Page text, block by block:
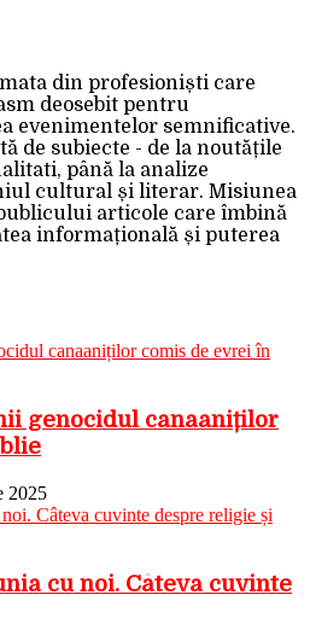
din profesioniști care
deosebit pentru
evenimentelor semnificative.
de subiecte - de la noutățile
până la analize
cultural și literar. Misiunea
articole care îmbină
informațională și puterea
genocidul canaaniților
2025
cu noi. Câteva cuvinte